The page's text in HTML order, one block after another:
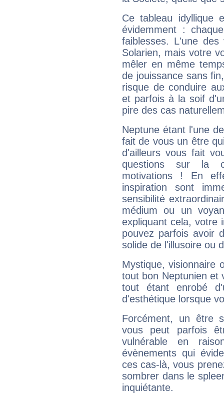
Ce tableau idyllique
évidemment :
faiblesses. L'une
Solarien, mais votre
mêler en même
de jouissance sans
risque de conduire
et parfois à la soif
pire des cas
Neptune étant l'une
fait de vous un être
d'ailleurs vous fait
questions sur la
motivations ! En
inspiration sont
sensibilité
médium ou un
expliquant cela, votre
pouvez parfois avoir
solide de l'illusoire ou
Mystique, visionnaire
tout bon Neptunien et
tout étant enrobé
d'esthétique lorsque
Forcément, un être
vous peut parfois
vulnérable en
évènements qui
ces cas-là, vous
sombrer dans le
inquiétante.